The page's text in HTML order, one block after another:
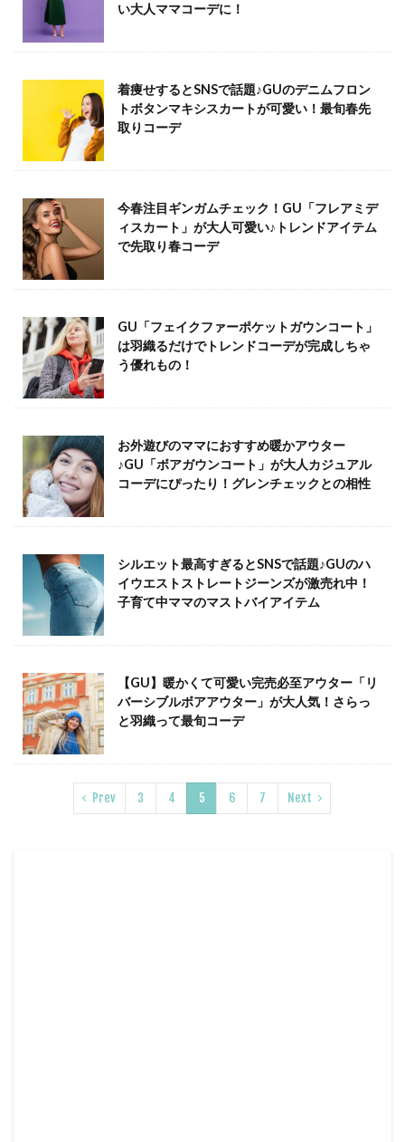
い大人ママコーデに！
着痩せするとSNSで話題♪GUのデニムフロン
トボタンマキシスカートが可愛い！最旬春先
取りコーデ
今春注目ギンガムチェック！GU「フレアミデ
ィスカート」が大人可愛い♪トレンドアイテム
で先取り春コーデ
GU「フェイクファーポケットガウンコート」
は羽織るだけでトレンドコーデが完成しちゃ
う優れもの！
お外遊びのママにおすすめ暖かアウター
♪GU「ボアガウンコート」が大人カジュアル
コーデにぴったり！グレンチェックとの相性
シルエット最高すぎるとSNSで話題♪GUのハ
イウエストストレートジーンズが激売れ中！
子育て中ママのマストバイアイテム
【GU】暖かくて可愛い完売必至アウター「リ
バーシブルボアアウター」が大人気！さらっ
と羽織って最旬コーデ
Prev 3 4 5 6 7 Next